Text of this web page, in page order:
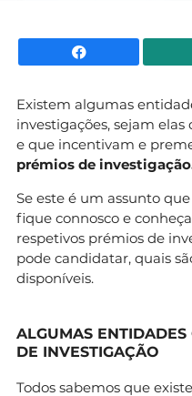
Existem algumas
investigações, sejam
e que incentivam e
prémios de
Se este é um assunto
fique connosco e
respetivos prémios de
pode candidatar, quais
disponíveis.
ALGUMAS
DE INVESTIGAÇÃO
Todos sabemos que